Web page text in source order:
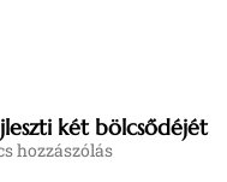
két bölcsődéjét
hozzászólás